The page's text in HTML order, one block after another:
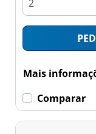
Mais
Comparar